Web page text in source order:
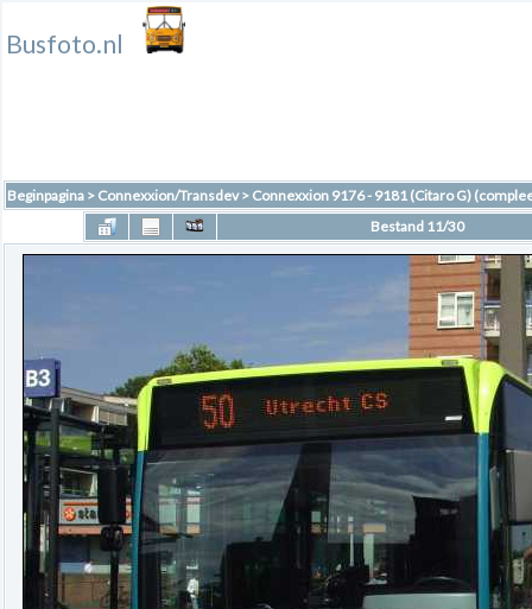
Busfoto.nl
Beginpagina > Connexxion/Transdev> Connexxion 9176 - 9181 (Citaro G)
Bestand 11/30